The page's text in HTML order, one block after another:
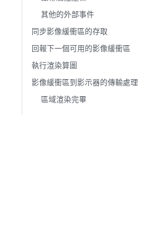
其他的外部事件
同步影像緩衝區的存取
回報下一個可用的影像緩衝區
執行渲染算圖
影像緩衝區到影示器的傳輸處理
區域渲染完畢